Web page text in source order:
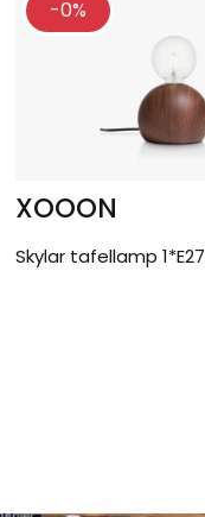
-0%
XOOON
Skylar tafellamp 1*E27